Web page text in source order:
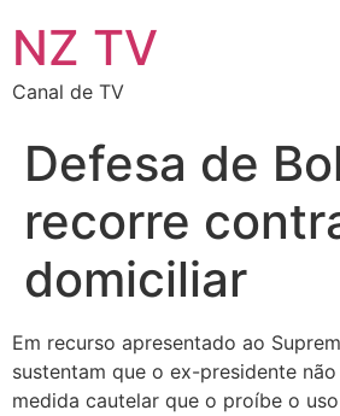
NZ TV
Canal de TV
Defesa de
recorre
domiciliar
Em recurso apresentado ao
sustentam que o ex-presidente
medida cautelar que o proíbe o